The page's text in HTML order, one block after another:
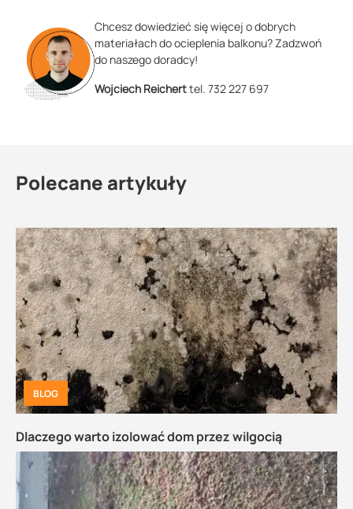
Chcesz dowiedzieć się więcej o dobrych
materiałach do ocieplenia balkonu? Zadzwoń
do naszego doradcy!
Wojciech Reicherttel. 732 227 697
Polecane artykuły
BLOG
Dlaczego warto izolować dom przez wilgocią